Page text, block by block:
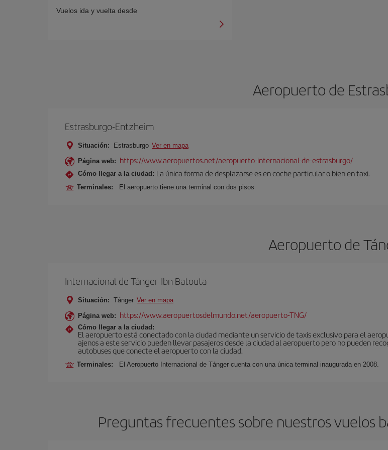
Vuelos ida y vuelta desde
Aeropuerto de
Estrasburgo-Entzheim
Situación: Estrasburgo Ver en mapa
Página web: https://www.aeropuertos.net/aeropuerto-internacional-de-estrasburgo/
Cómo llegar a la ciudad: La única forma de desplazarse es en coche particular o bien en taxi.
Terminales: El aeropuerto tiene una terminal con dos pisos
Aeropuerto de
Internacional de Tánger-Ibn Batouta
Situación: Tánger Ver en mapa
Página web: https://www.aeropuertosdelmundo.net/aeropuerto-TNG/
Cómo llegar a la ciudad:
El aeropuerto está conectado con la ciudad mediante un servicio de taxis exclusivo para el
ajenos a este servicio pueden llevar pasajeros desde la ciudad al aeropuerto pero no pueden
autobuses que conecte el aeropuerto con la ciudad.
Terminales: El Aeropuerto Internacional de Tánger cuenta con una única terminal inaugurada en 2008.
Preguntas frecuentes sobre nuestros vuelos